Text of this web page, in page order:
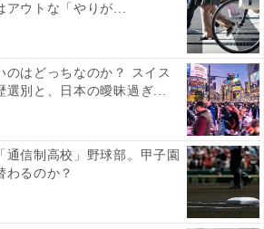
ごがたっぷり入っているたまごサン
ームを絶賛する声が多く寄せられて
、オールアバウトはローソンを取
当者にコメントを頂きました。
結果について、率直なご感想は？
ウトな「やりが...
のはどっちなのか？ スイス
選別と、日本の曖昧過ぎ...
通信制高校」野球部。甲子園
わるのか？